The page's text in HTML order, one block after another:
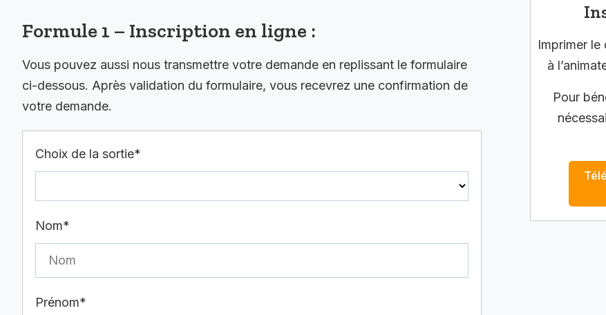
Formule 1 – Inscription en ligne :
Vous pouvez aussi nous transmettre votre demande en replissant le formulaire
ci-dessous. Après validation du formulaire, vous recevrez une confirmation de
votre demande.
Choix de la sortie*
Nom*
Prénom*
Imprimer
à
Pour